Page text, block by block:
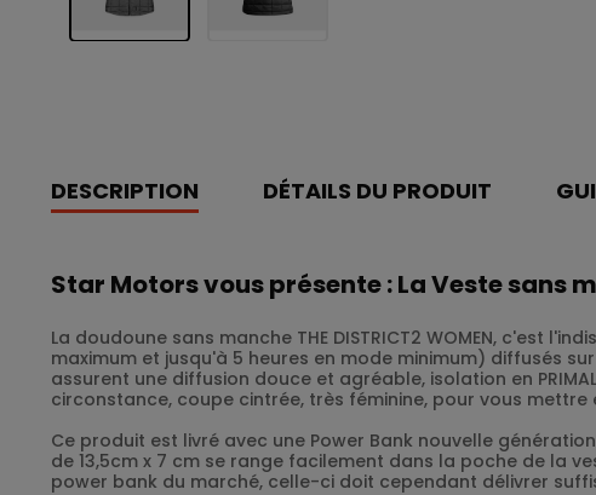
DESCRIPTION DÉTAILS DU PRODUIT
Star Motors vous présente : La Veste sans
La doudoune sans manche THE DISTRICT2 WOMEN, c'est
maximum et jusqu'à 5 heures en mode minimum) diffusés
assurent une diffusion douce et agréable, isolation en
circonstance, coupe cintrée, très féminine, pour vous mettre
Ce produit est livré avec une Power Bank nouvelle
de 13,5cm x 7 cm se range facilement dans la poche de la
power bank du marché, celle-ci doit cependant délivrer